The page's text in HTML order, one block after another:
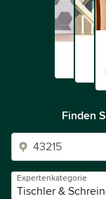
Finden
Expertenkategorie
Tischler &